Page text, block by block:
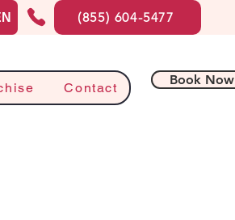
Contact
Book Now
(855) 604-5477